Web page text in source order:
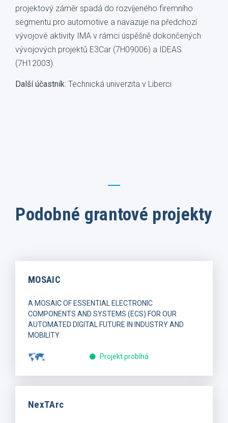
projektový záměr spadá do rozvíjeného firemního
segmentu pro automotive a navazuje na předchozí
vývojové aktivity IMA v rámci úspěšně dokončených
vývojových projektů E3Car (7H09006) a IDEAS
(7H12003).
Další účastník: Technická univerzita v Liberci
Podobné grantové projekty
MOSAIC
A MOSAIC OF ESSENTIAL ELECTRONIC
COMPONENTS AND SYSTEMS (ECS) FOR OUR
AUTOMATED DIGITAL FUTURE IN INDUSTRY AND
MOBILITY.
Projekt probíhá
NexTArc